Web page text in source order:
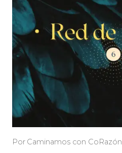
Por Caminamos con CoRazón